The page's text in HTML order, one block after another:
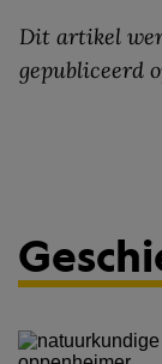
Dit artikel
gepubliceerd